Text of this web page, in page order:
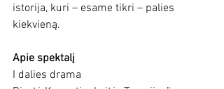
istorija, kuri – esame tikri – palies
kiekvieną.
Apie spektalį
I dalies drama